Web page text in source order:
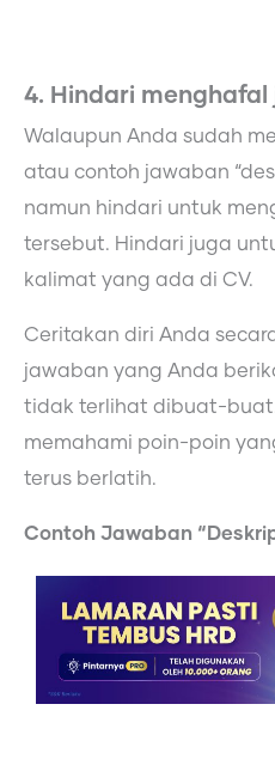
4. Hindari menghafal
Walaupun Anda sudah
atau contoh jawaban
namun hindari untuk
tersebut. Hindari juga
kalimat yang ada di CV.
Ceritakan diri Anda
jawaban yang Anda
tidak terlihat dibuat-
memahami poin-poin
terus berlatih.
Contoh Jawaban